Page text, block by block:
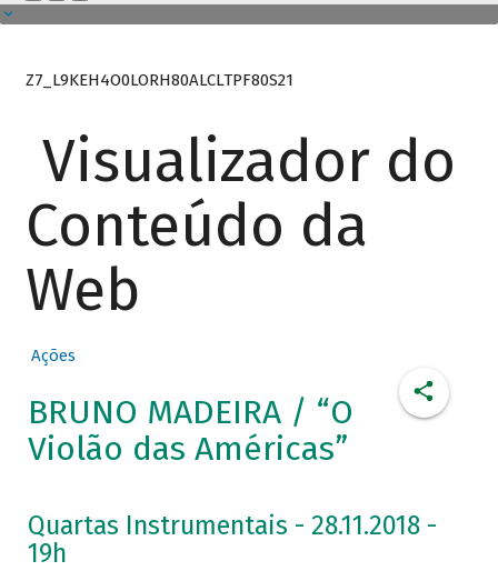
Z7_L9KEH4O0LORH80ALCLTPF80S21
Visualizador do
Conteúdo da
Web
Ações
BRUNO MADEIRA / “O
Violão das Américas”
Quartas Instrumentais - 28.11.2018 -
19h